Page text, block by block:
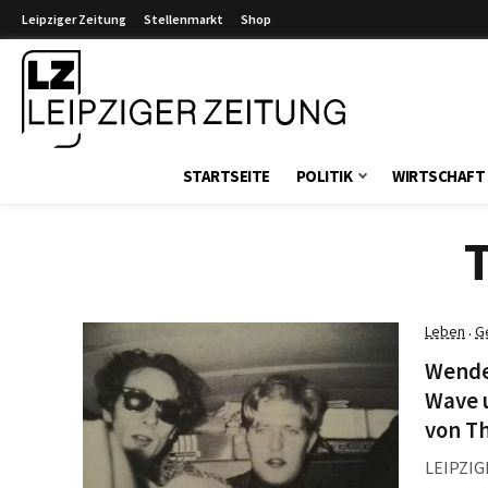
Leipziger Zeitung Stellenmarkt Shop
STARTSEITE POLITIK WIRTSCHAFT
Leben ·
Wave
von